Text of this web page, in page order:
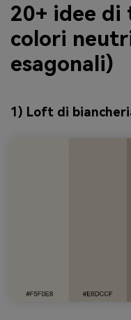
20+ idee di
colori
esagonali)
1) Loft di